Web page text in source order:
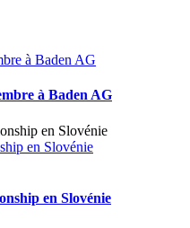
à Baden AG
à Baden AG
en Slovénie
en Slovénie